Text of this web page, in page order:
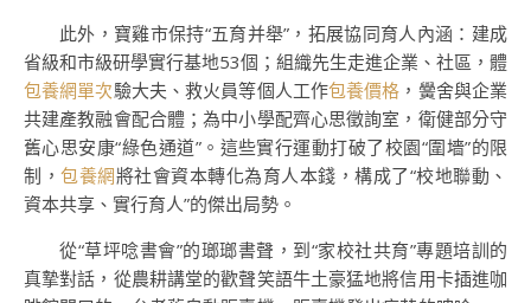
此外，寶雞市保持“五育并舉”，拓展協同育人內涵：建成
省級和市級研學實行基地53個；組織先生走進企業、社區，體
包養網單次驗大夫、救火員等個人工作包養價格 ，黌舍與企業
共建產教融會配合體；為中小學配齊心思徵詢室，衛健部分守
舊心思安康“綠色通道”。這些實行運動打破了校園“圍墻”的限
制， 包養網將社會資本轉化為育人本錢，構成了“校地聯動、
資本共享、實行育人”的傑出局勢。
從“草坪唸書會”的瑯瑯書聲，到“家校社共育”專題培訓的
真摯對話，從農耕講堂的歡聲笑語牛土豪猛地將信用卡插進咖